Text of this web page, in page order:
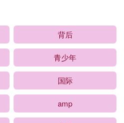
背后
青少年
国际
amp